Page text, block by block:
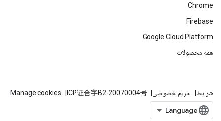
Chrome
Firebase
Google Cloud Platform
همه محصولات
شرایط حریم خصوصی ICP证合字B2-20070004号
Manage cookies